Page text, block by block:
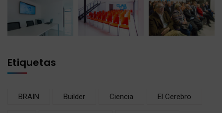
Etiquetas
BRAIN Builder Ciencia El Cerebro